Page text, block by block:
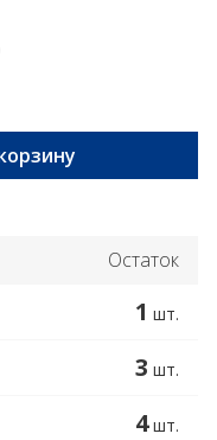
Остаток
1 шт.
3 шт.
4шт.